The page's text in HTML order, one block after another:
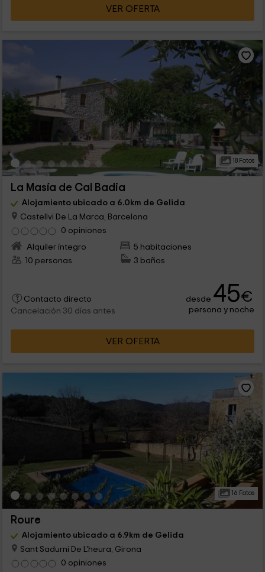
VER OFERTA
18 Fotos
La Masía de Cal Badia
Alojamiento ubicado a 6.0km de Gelida
Castellvi De La Marca, Barcelona
0 opiniones
Alquiler íntegro
5 habitaciones
10 personas
3 baños
Contacto directo
Cancelación 30 días antes
desde 45€
persona y noche
VER OFERTA
16 Fotos
Roure
Alojamiento ubicado a 6.9km de Gelida
Sant Sadurni De L'heura, Girona
0 opiniones